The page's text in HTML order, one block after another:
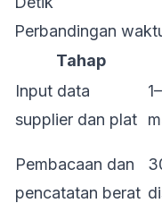
Perbandingan
Tahap
Input data
supplier dan plat
Pembacaan dan
pencatatan berat